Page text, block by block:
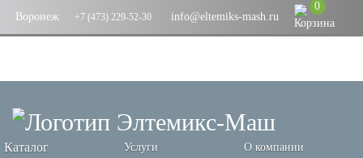
Воронеж +7 (473) 229-52-30 info@eltemiks-mash.ru
0
Каталог Услуги
О компании